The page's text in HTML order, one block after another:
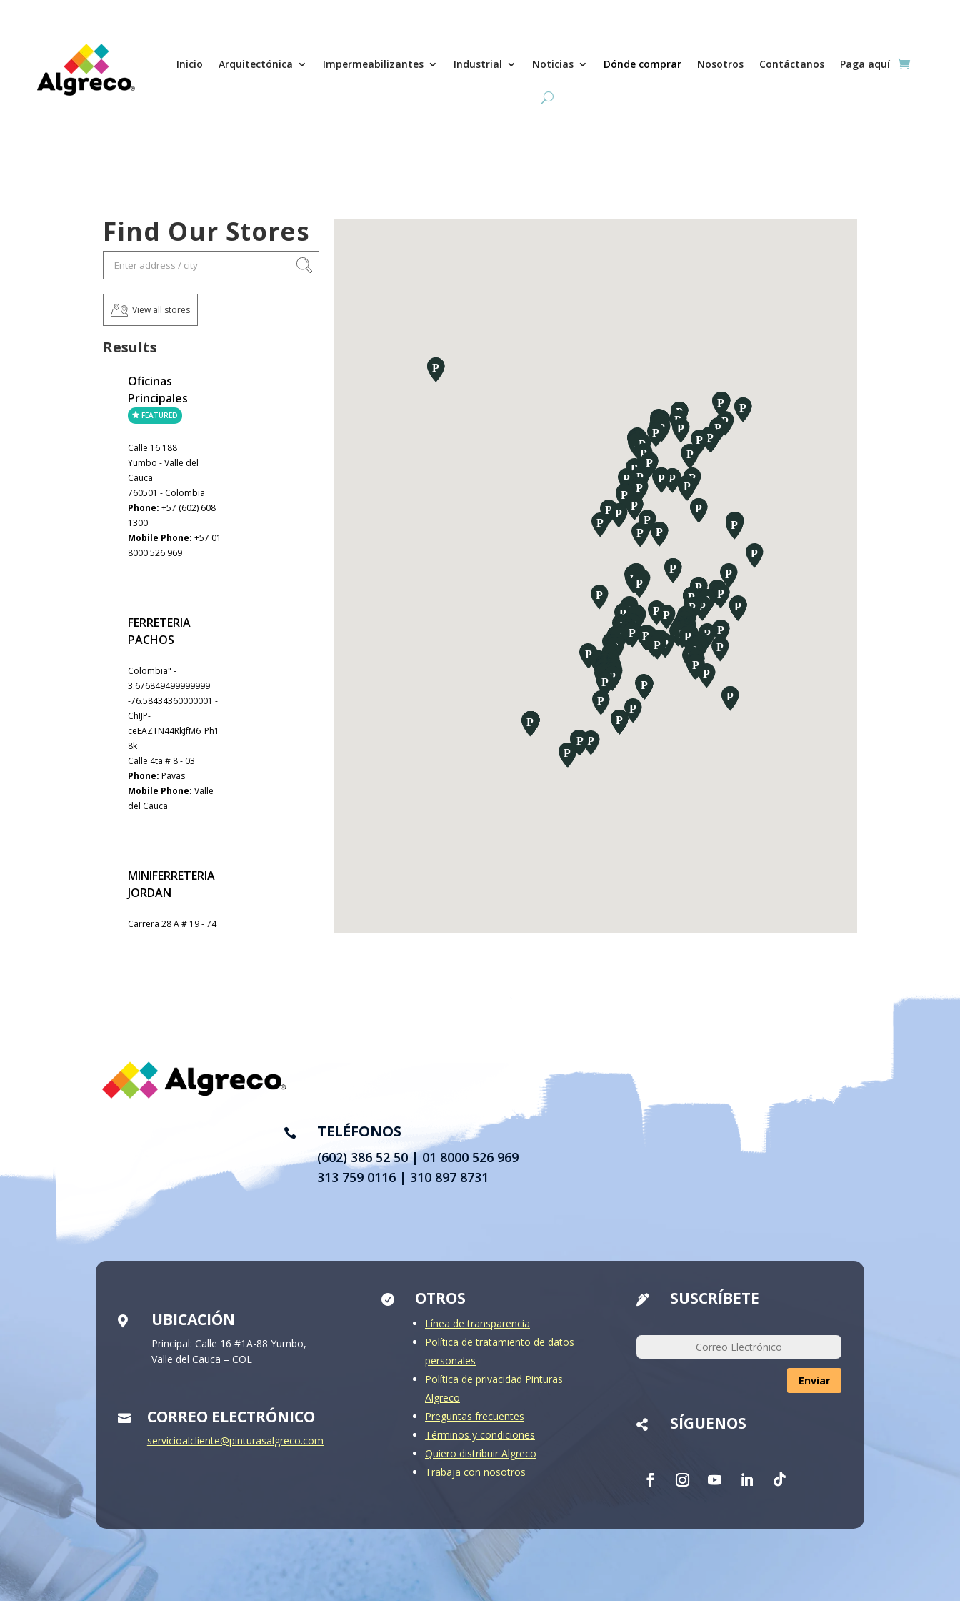
Inicio Arquitectónica Impermeabilizantes Industrial Noticias Dónde comprar Nosotros Contáctanos Paga aquí
Find Our Stores
View all stores
Results
Oficinas
Principales
FEATURED
Calle 16 188
Yumbo - Valle del
Cauca
760501 - Colombia
Phone: +57 (602) 608
1300
Mobile Phone:+57 01
8000 526 969
FERRETERIA
PACHOS
Colombia" -
3.676849499999999
-76.58434360000001 -
ChIJP-
ceEAZTN44RkJfM6_Ph1
8k
Calle 4ta # 8 - 03
Phone: Pavas
Mobile Phone:Valle
del Cauca
MINIFERRETERIA
JORDAN
Carrera 28 A # 19 - 74
LA CASA DEL
COLOR MR
Mobile Phone:
3203967561
LA CASA DEL
Yopal - Casanare
850001 - Colombia
Phone:3232158979
 TELÉFONOS
(602) 386 52 50|01 8000 526 969
313 759 0116 | 310 897 8731
 UBICACIÓN
Principal: Calle 16 #1A-88 Yumbo,
Valle del Cauca – COL
 CORREO ELECTRÓNICO
servicioalcliente@pinturasalgreco.com
 OTROS
Línea de transparencia
Política de tratamiento de datos
personales
Política de privacidad Pinturas
Algreco
Preguntas frecuentes
Términos y condiciones
Quiero distribuir Algreco
Trabaja con nosotros
 SUSCRÍBETE
Enviar
 SÍGUENOS